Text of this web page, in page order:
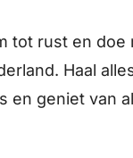
tot rust en
Haal
en geniet van